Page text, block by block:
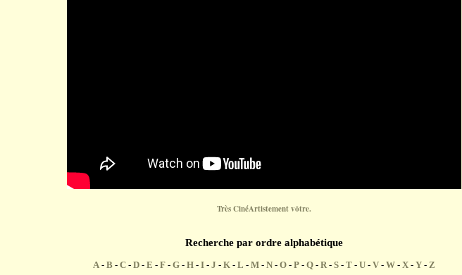
Très CinéArtistement vôtre.
Recherche par ordre alphabétique
A - B - C - D - E - F - G - H - I - J - K - L - M - N - O - P - Q - R- S - T - U - V - W - X - Y - Z